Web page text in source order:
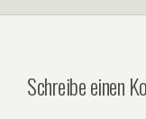
Schreibe einen